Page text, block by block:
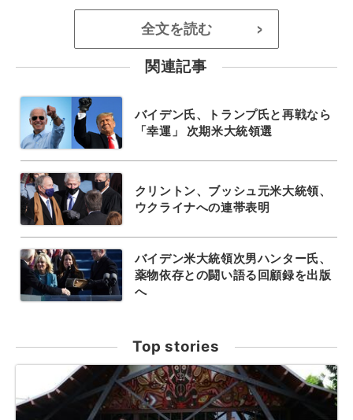
全文を読む >
関連記事
バイデン氏、トランプ氏と再戦なら
「幸運」 次期米大統領選
クリントン、ブッシュ元米大統領、
ウクライナへの連帯表明
バイデン米大統領次男ハンター氏、
薬物依存との闘い語る回顧録を出版
へ
Top stories